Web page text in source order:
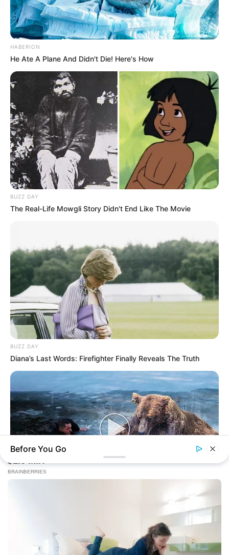
HABERION
He Ate A Plane And Didn't Die! Here's How
BUZZ DAY
The Real-Life Mowgli Story Didn't End Like The Movie
BUZZ DAY
Diana’s Last Words: Firefighter Finally Reveals The Truth
Before You Go